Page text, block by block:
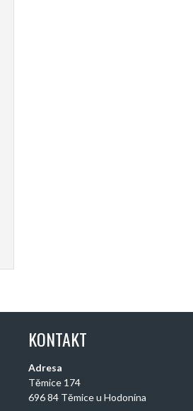
KONTAKT
Adresa
Těmice 174
696 84 Těmice u Hodonína